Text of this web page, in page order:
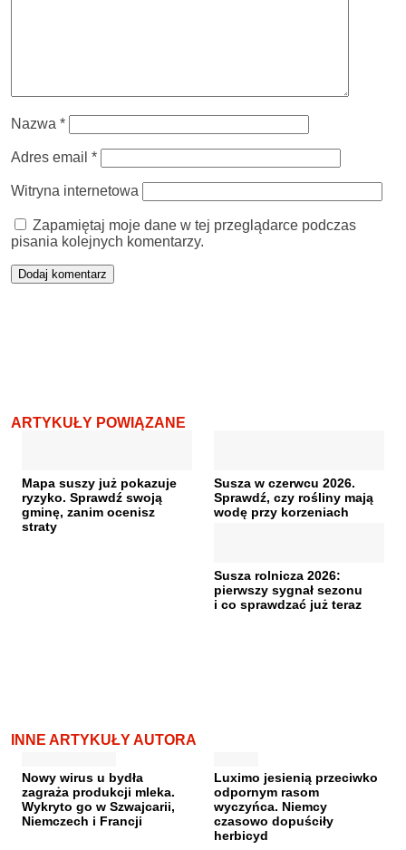
Nazwa *
Adres email *
Witryna internetowa
Zapamiętaj moje dane w tej przeglądarce podczas
pisania kolejnych komentarzy.
ARTYKUŁY POWIĄZANE
Mapa suszy już pokazuje
ryzyko. Sprawdź swoją
gminę, zanim ocenisz
straty
Susza w czerwcu 2026.
Sprawdź, czy rośliny mają
wodę przy korzeniach
Susza rolnicza 2026:
pierwszy sygnał sezonu
i co sprawdzać już teraz
INNE ARTYKUŁY AUTORA
Nowy wirus u bydła
zagraża produkcji mleka.
Wykryto go w Szwajcarii,
Niemczech i Francji
Luximo jesienią przeciwko
odpornym rasom
wyczyńca. Niemcy
czasowo dopuściły
herbicyd